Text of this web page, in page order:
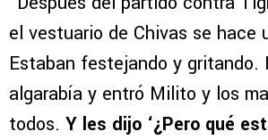
el vestuario de Chivas se hace
Estaban festejando y gritando.
algarabía y entró Milito y los
todos. Y les dijo ‘¿Pero qué